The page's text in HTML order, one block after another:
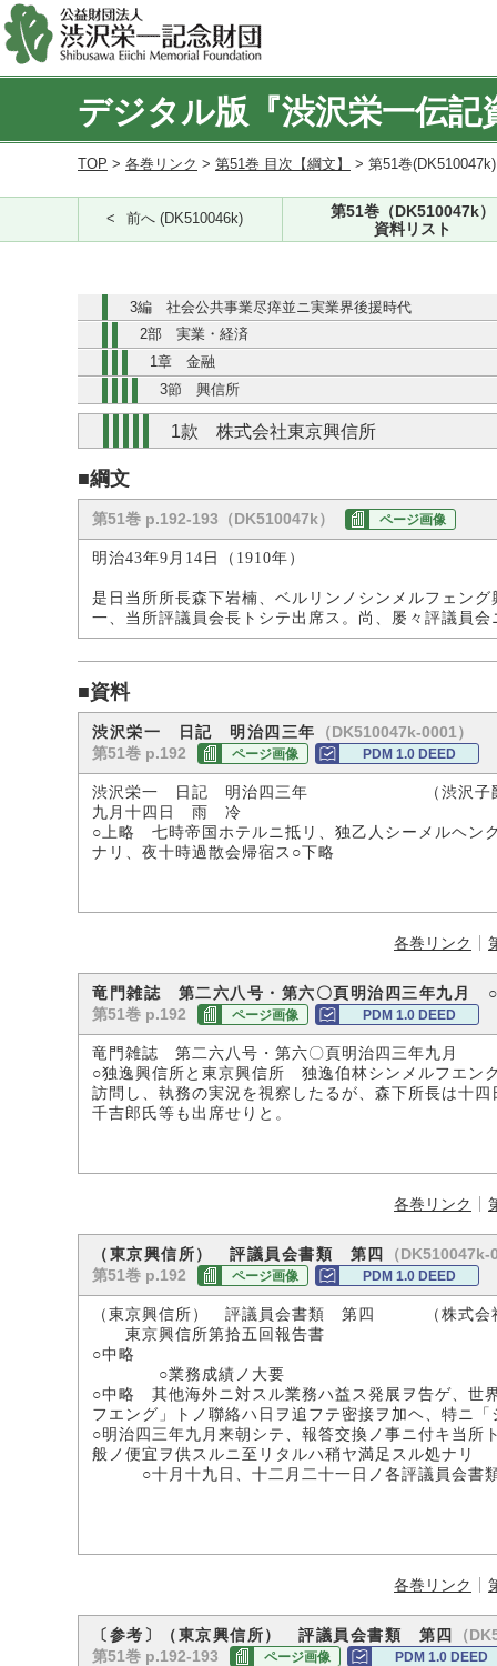
デジタル版『渋沢栄一伝記
TOP > 各巻リンク > 第51巻 目次【綱文】 > 第51巻
前へ (DK510046k)
第51巻（DK510047k）
資料リスト
3編 社会公共事業尽瘁並ニ実業界後援時代
2部 実業・経済
1章 金融
3節 興信所
1款 株式会社東京興信所
■綱文
第51巻 p.192-193（DK510047k） ページ画像
明治43年9月14日（1910年）
是日当所所長森下岩楠、ベルリンノシンメルフェン
一、当所評議員会長トシテ出席ス。尚、屡々評議員会
■資料
渋沢栄一 日記 明治四三年
（DK510047k-0001）
第51巻 p.192
ページ画像 PDM 1.0 DEED
渋沢栄一 日記 明治四三年 （渋沢子爵
九月十四日 雨 冷
○上略 七時帝国ホテルニ抵リ、独乙人シーメルヘン
ナリ、夜十時過散会帰宿ス○下略
各巻リンク
竜門雑誌 第二六八号・第六〇頁明治四三年九月 ○
第51巻 p.192 ページ画像 PDM 1.0 DEED
竜門雑誌 第二六八号・第六〇頁明治四三年九月
○独逸興信所と東京興信所 独逸伯林シンメルフエン
訪問し、執務の実況を視察したるが、森下所長は十
千吉郎氏等も出席せりと。
各巻リンク
（東京興信所） 評議員会書類 第四
（DK510047k-
第51巻 p.192
ページ画像 PDM 1.0 DEED
（東京興信所） 評議員会書類 第四 （株式会
東京興信所第拾五回報告書
○中略
○業務成績ノ大要
○中略 其他海外ニ対スル業務ハ益ス発展ヲ告ゲ、世
フエング」トノ聯絡ハ日ヲ追フテ密接ヲ加ヘ、特ニ
○明治四三年九月来朝シテ、報答交換ノ事ニ付キ当
般ノ便宜ヲ供スルニ至リタルハ稍ヤ満足スル処ナリ
○十月十九日、十二月二十一日ノ各評議員会書類
各巻リンク
〔参考〕（東京興信所） 評議員会書類 第四
（
第51巻 p.192-193
ページ画像 PDM 1.0 DEED